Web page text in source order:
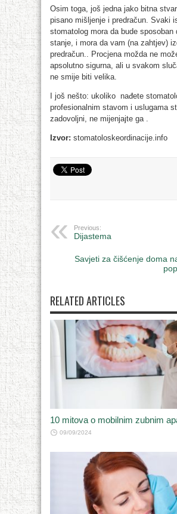
Osim toga, još jedna jako bitna
pisano mišljenje i predračun. Svaki
stomatolog mora da bude sposoban
stanje, i mora da vam (na zahtjev)
predračun.. Procjena možda ne
apsolutno sigurna, ali u svakom
ne smije biti velika.
I još nešto: ukoliko nađete
profesionalnim stavom i uslugama
zadovoljni, ne mijenjajte ga .
Izvor: stomatoloskeordinacije.info
Previous:
Dijastema
Savjeti za čišćenje doma
RELATED ARTICLES
10 mitova o mobilnim zubnim
09/09/2024